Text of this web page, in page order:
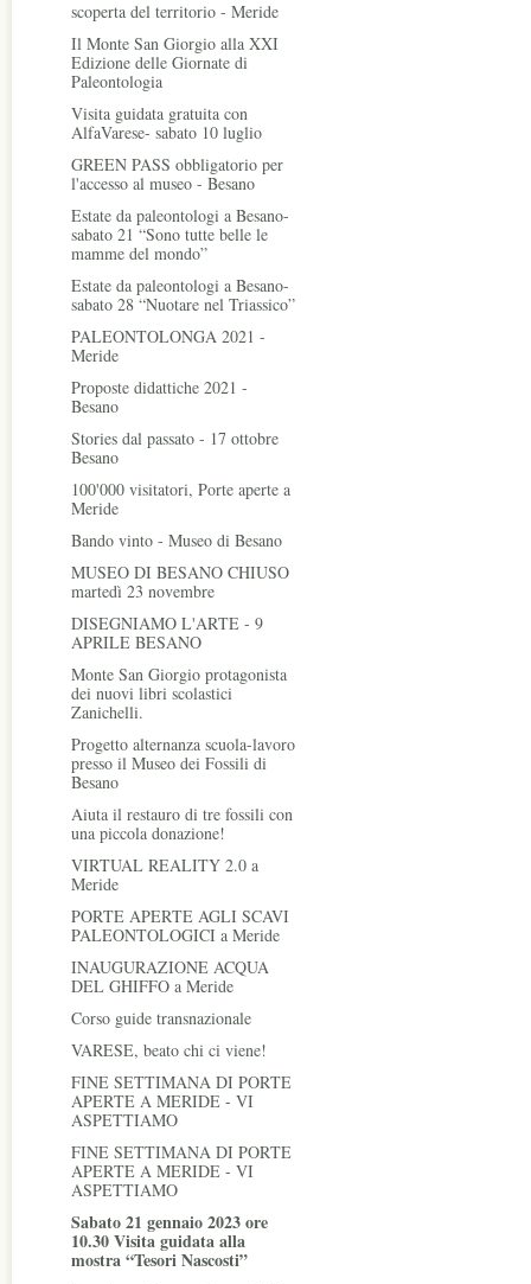
scoperta del territorio - Meride
Il Monte San Giorgio alla XXI
Edizione delle Giornate di
Paleontologia
Visita guidata gratuita con
AlfaVarese- sabato 10 luglio
GREEN PASS obbligatorio per
l'accesso al museo - Besano
Estate da paleontologi a Besano-
sabato 21 “Sono tutte belle le
mamme del mondo”
Estate da paleontologi a Besano-
sabato 28 “Nuotare nel Triassico”
PALEONTOLONGA 2021 -
Meride
Proposte didattiche 2021 -
Besano
Stories dal passato - 17 ottobre
Besano
100'000 visitatori, Porte aperte a
Meride
Bando vinto - Museo di Besano
MUSEO DI BESANO CHIUSO
martedì 23 novembre
DISEGNIAMO L'ARTE - 9
APRILE BESANO
Monte San Giorgio protagonista
dei nuovi libri scolastici
Zanichelli.
Progetto alternanza scuola-lavoro
presso il Museo dei Fossili di
Besano
Aiuta il restauro di tre fossili con
una piccola donazione!
VIRTUAL REALITY 2.0 a
Meride
PORTE APERTE AGLI SCAVI
PALEONTOLOGICI a Meride
INAUGURAZIONE ACQUA
DEL GHIFFO a Meride
Corso guide transnazionale
VARESE, beato chi ci viene!
FINE SETTIMANA DI PORTE
APERTE A MERIDE - VI
ASPETTIAMO
FINE SETTIMANA DI PORTE
APERTE A MERIDE - VI
ASPETTIAMO
Sabato 21 gennaio 2023 ore
10.30 Visita guidata alla
mostra “Tesori Nascosti”